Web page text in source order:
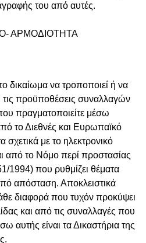
του από αυτές.
ΑΡΜΟΔΙΟΤΗΤΑ
δικαίωμα να τροποποιεί ή να
τις προϋποθέσεις συναλλαγών
πραγματοποιείτε μέσω
το Διεθνές και Ευρωπαϊκό
σχετικά με το ηλεκτρονικό
από το Νόμο περί προστασίας
1994) που ρυθμίζει θέματα
απόσταση. Αποκλειστικά
διαφορά που τυχόν προκύψει
και από τις συναλλαγές που
αυτής είναι τα Δικαστήρια της